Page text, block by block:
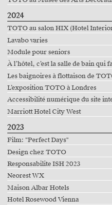
2024
TOTO au salon HIX (Hotel
Lavabo varies
Module pour seniors
À l’hôtel, c’est la salle de bain qui
Les baignoires à flottaison de
L’exposition TOTO à Londres
Accessibilité numérique du site
Marriott Hotel City West
2023
Film: "Perfect Days"
Design chez TOTO
Responsabilite ISH 2023
Neorest WX
Maison Albar Hotels
Hotel Rosewood Vienna